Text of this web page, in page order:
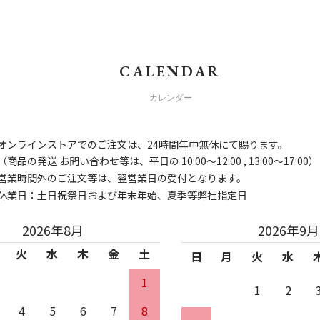
CALENDAR
カレンダー
ンラインストアでのご注文は、24時間年中無休にて賜ります。
（商品の発送 お問い合わせ等は、平日の 10:00～12:00 , 13:00～17:00）
業時間外のご注文等は、翌営業日の受付となります。
業日：土日祝祭日および年末年始、夏季等弊社指定日
2026年8月
火 水 木 金
土
1
4 5 6 7
8
2026年9月
日 月 火 水
1
2